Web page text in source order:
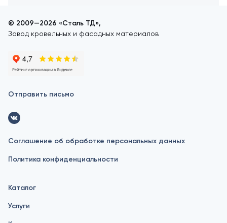
© 2009—2026 «Сталь ТД»,
Завод кровельных и фасадных материалов
Отправить письмо
Соглашение об обработке персональных данных
Политика конфиденциальности
Каталог
Услуги